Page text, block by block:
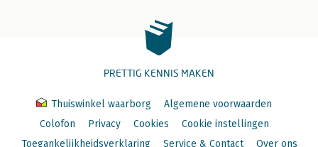
PRETTIG KENNIS MAKEN
Thuiswinkel waarborg
Algemene voorwaarden
Colofon
Privacy Cookies
Cookie instellingen
Toegankelijkheidsverklaring
Service & Contact Over ons